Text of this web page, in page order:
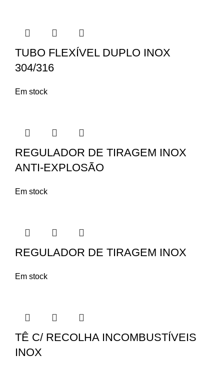
TUBO FLEXÍVEL DUPLO INOX
304/316
Em stock
REGULADOR DE TIRAGEM INOX
ANTI-EXPLOSÃO
Em stock
REGULADOR DE TIRAGEM INOX
Em stock
TÊ C/ RECOLHA INCOMBUSTÍVEIS
INOX